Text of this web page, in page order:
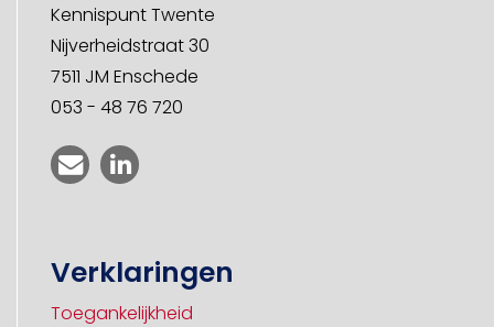
Kennispunt Twente
Nijverheidstraat 30
7511 JM Enschede
053 - 48 76 720
Verklaringen
Toegankelijkheid